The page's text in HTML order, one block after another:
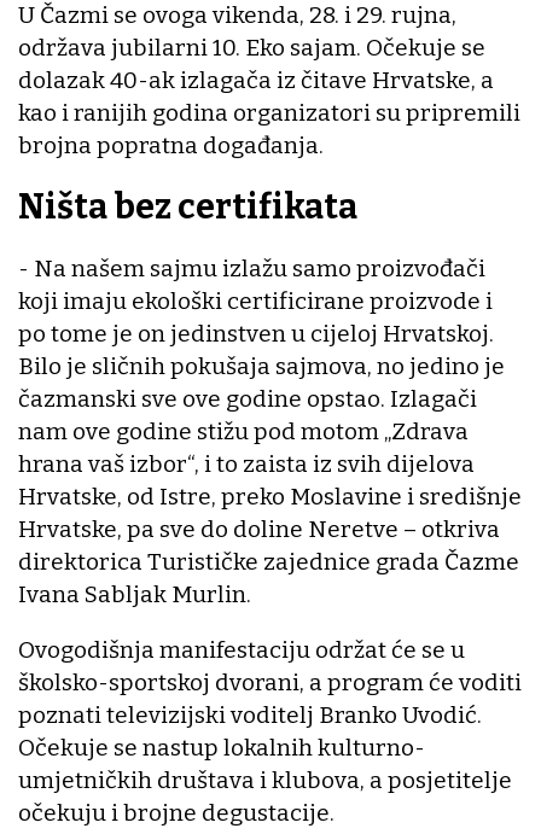
U Čazmi se ovoga vikenda, 28. i 29. rujna,
održava jubilarni 10. Eko sajam. Očekuje se
dolazak 40-ak izlagača iz čitave Hrvatske, a
kao i ranijih godina organizatori su pripremili
brojna popratna događanja.
Ništa bez certifikata
- Na našem sajmu izlažu samo proizvođači
koji imaju ekološki certificirane proizvode i
po tome je on jedinstven u cijeloj Hrvatskoj.
Bilo je sličnih pokušaja sajmova, no jedino je
čazmanski sve ove godine opstao. Izlagači
nam ove godine stižu pod motom „Zdrava
hrana vaš izbor“, i to zaista iz svih dijelova
Hrvatske, od Istre, preko Moslavine i središnje
Hrvatske, pa sve do doline Neretve – otkriva
direktorica Turističke zajednice grada Čazme
Ivana Sabljak Murlin.
Ovogodišnja manifestaciju održat će se u
školsko-sportskoj dvorani, a program će voditi
poznati televizijski voditelj Branko Uvodić.
Očekuje se nastup lokalnih kulturno-
umjetničkih društava i klubova, a posjetitelje
očekuju i brojne degustacije.